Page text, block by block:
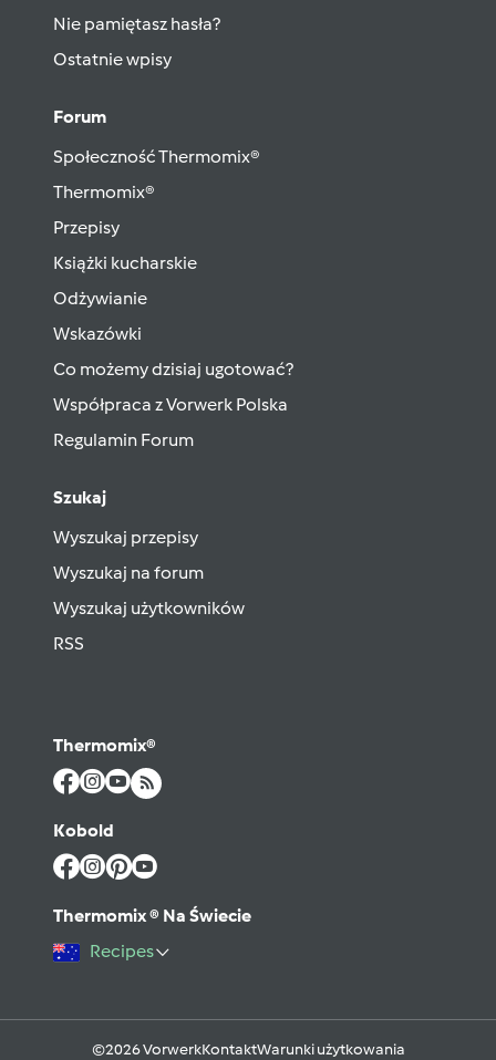
Nie pamiętasz hasła?
Ostatnie wpisy
Forum
Społeczność Thermomix®
Thermomix®
Przepisy
Książki kucharskie
Odżywianie
Wskazówki
Co możemy dzisiaj ugotować?
Współpraca z Vorwerk Polska
Regulamin Forum
Szukaj
Wyszukaj przepisy
Wyszukaj na forum
Wyszukaj użytkowników
RSS
Thermomix®
Kobold
Thermomix ® Na Świecie
Recipes
©2026 VorwerkKontaktWarunki użytkowania